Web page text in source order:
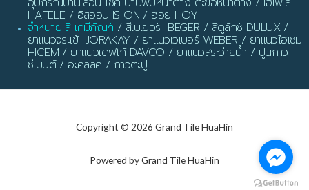
HAFELE / อีสออน IS ON / ฮอย HOY
จำหน่าย สี เคมีภัณฑ์/ สีเบเยอร์ BEGER / สีดูลักซ์ DULUX /
ยาแนวจระเข้ JORAKAY / ยาแนวเวเบอร์ WEBER / ยาแนวไฮเซม
HICEM / ยาแนวเดฟโก้ DAVCO / ยาแนวสระว่ายน้ำ / ปูนกาว
ซีเมนต์ / อะคลิลิค / กาวตะปู
Copyright © 2026 Grand Tile HuaHin
Powered by Grand Tile HuaHin